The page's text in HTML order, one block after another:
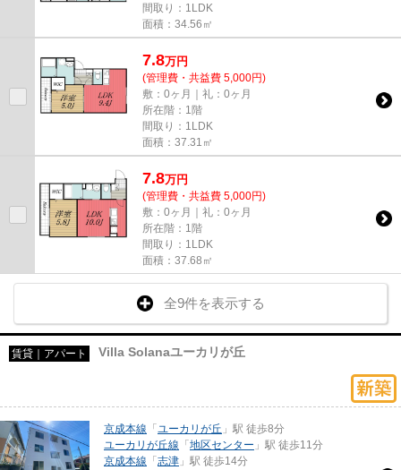
間取り：1LDK
面積：34.56㎡
7.8万円
(管理費・共益費 5,000円)
敷：0ヶ月｜礼：0ヶ月
所在階：1階
間取り：1LDK
面積：37.31㎡
7.8万円
(管理費・共益費 5,000円)
敷：0ヶ月｜礼：0ヶ月
所在階：1階
間取り：1LDK
面積：37.68㎡
全9件を表示する
賃貸｜アパート Villa Solanaユーカリが丘
京成本線 「 ユーカリが丘 」駅 徒歩8分
ユーカリが丘線 「 地区センター 」駅 徒歩11分
京成本線 「 志津 」駅 徒歩14分